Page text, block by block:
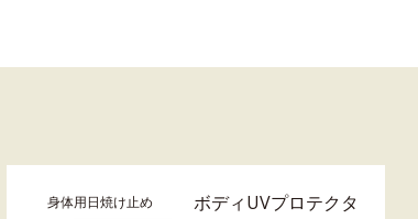
身体用日焼け止め
ボディUVプロテクタ